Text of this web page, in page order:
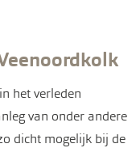
het verleden
van onder andere
dicht mogelijk bij de